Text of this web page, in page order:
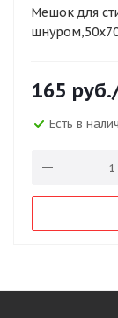
Мешок для
165 руб.
Есть в